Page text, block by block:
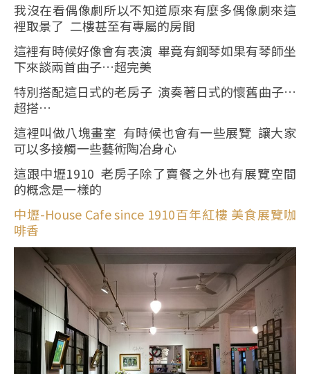
我沒在看偶像劇所以不知道原來有麼多偶像劇來這
裡取景了 二樓甚至有專屬的房間
這裡有時候好像會有表演 畢竟有鋼琴如果有琴師坐
下來談兩首曲子…超完美
特別搭配這日式的老房子 演奏著日式的懷舊曲子…
超搭…
這裡叫做八塊畫室 有時候也會有一些展覽 讓大家
可以多接觸一些藝術陶冶身心
這跟中壢1910 老房子除了賣餐之外也有展覽空間
的概念是一樣的
中壢-House Cafe since 1910百年紅樓 美食展覽咖
啡香